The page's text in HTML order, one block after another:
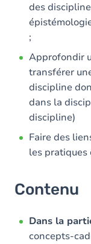
des
;
Approfondir
transférer
discipline
dans la
discipline)
Faire des
les pratiques
Contenu
Dans la
concepts-